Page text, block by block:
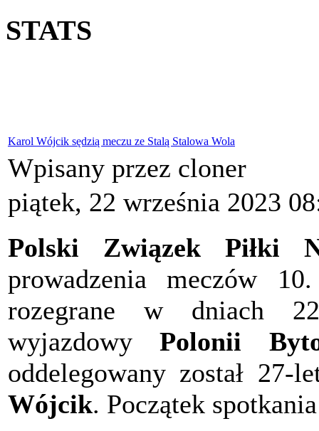
STATS
Karol Wójcik sędzią meczu ze Stalą Stalowa Wola
Wpisany przez cloner
piątek, 22 września 2023
Polski Związek Piłki
prowadzenia meczów
rozegrane w dniach
wyjazdowyPolonii
oddelegowany został
Wójcik. Początek